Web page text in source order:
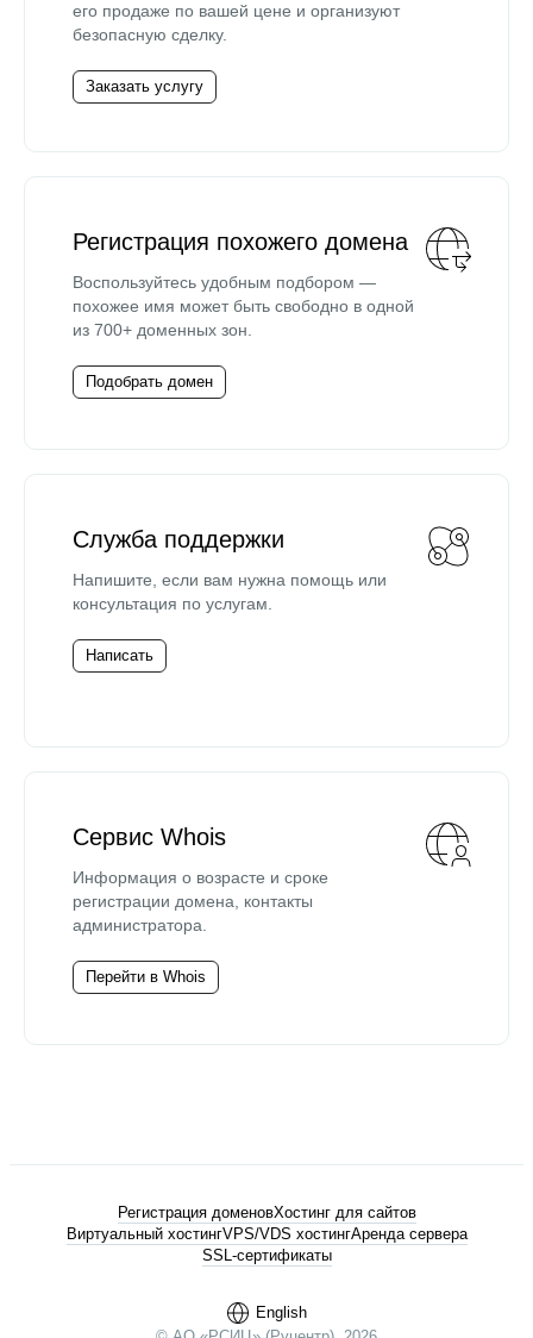
его продаже по вашей цене и организуют
безопасную сделку.
Заказать услугу
Регистрация похожего домена
Воспользуйтесь удобным подбором —
похожее имя может быть свободно в одной
из 700+ доменных зон.
Подобрать домен
Служба поддержки
Напишите, если вам нужна помощь или
консультация по услугам.
Написать
Сервис Whois
Информация о возрасте и сроке
регистрации домена, контакты
администратора.
Перейти в Whois
English
Регистрация доменовХостинг для сайтов
Виртуальный хостингVPS/VDS хостингАренда сервера
SSL-сертификаты